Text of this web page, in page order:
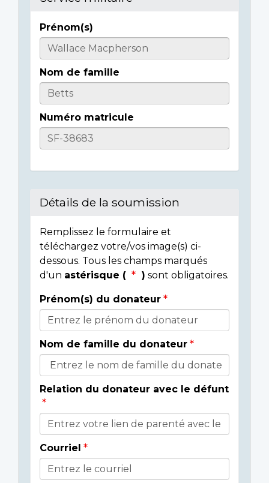
Informations
sur
l'individu
Prénom(s)
Nom de famille
Numéro matricule
Détails de la soumission
Remplissez le formulaire et
téléchargez votre/vos image(s) ci-
dessous. Tous les champs marqués
d'un astérisque ( ) sont obligatoires.
Détails
du
donateur
Prénom(s) du donateur
Nom de famille du donateur
Relation du donateur avec le défunt
Courriel